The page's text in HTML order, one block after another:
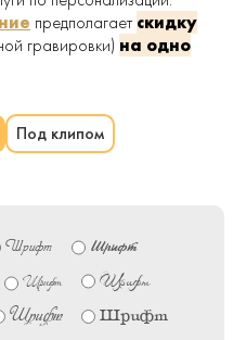
к любому
технологию.
черного цвета,
талоном.
предполагаетскидку
гравировки) на одно
Под клипом
Шрифт Шрифт
Шрифт Шрифт
Шрифт Шрифт